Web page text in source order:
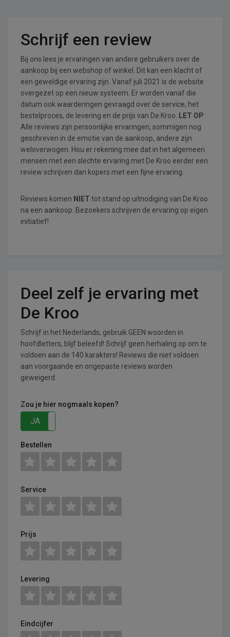
Schrijf een review
Bij ons lees je ervaringen van andere gebruikers over de
aankoop bij een webshop of winkel. Dit kan een klacht of
een geweldige ervaring zijn. Vanaf juli 2021 is de website
overgezet op een nieuw systeem. Er worden vanaf die
datum ook waarderingen gevraagd over de service, het
bestelproces, de levering en de prijs van De Kroo.
LET OP
Alle reviews zijn persoonlijke ervaringen, sommigen nog
geschreven in de emotie van de aankoop, andere zijn
weloverwogen. Hou er rekening mee dat in het algemeen
mensen met een slechte ervaring met De Kroo eerder een
review schrijven dan kopers met een fijne ervaring.
Reviews komen NIET tot stand op uitnodiging van De Kroo
na een aankoop. Bezoekers schrijven de ervaring op eigen
initiatief!
Deel zelf je ervaring met
De Kroo
Schrijf in het Nederlands, gebruik GEEN woorden in
hoofdletters, blijf beleefd! Schrijf geen herhaling op om te
voldoen aan de 140 karakters! Reviews die niet voldoen
aan voorgaande en ongepaste reviews worden
geweigerd.
Zou je hier nogmaals kopen?
JA
Bestellen
Service
Prijs
Levering
Eindcijfer